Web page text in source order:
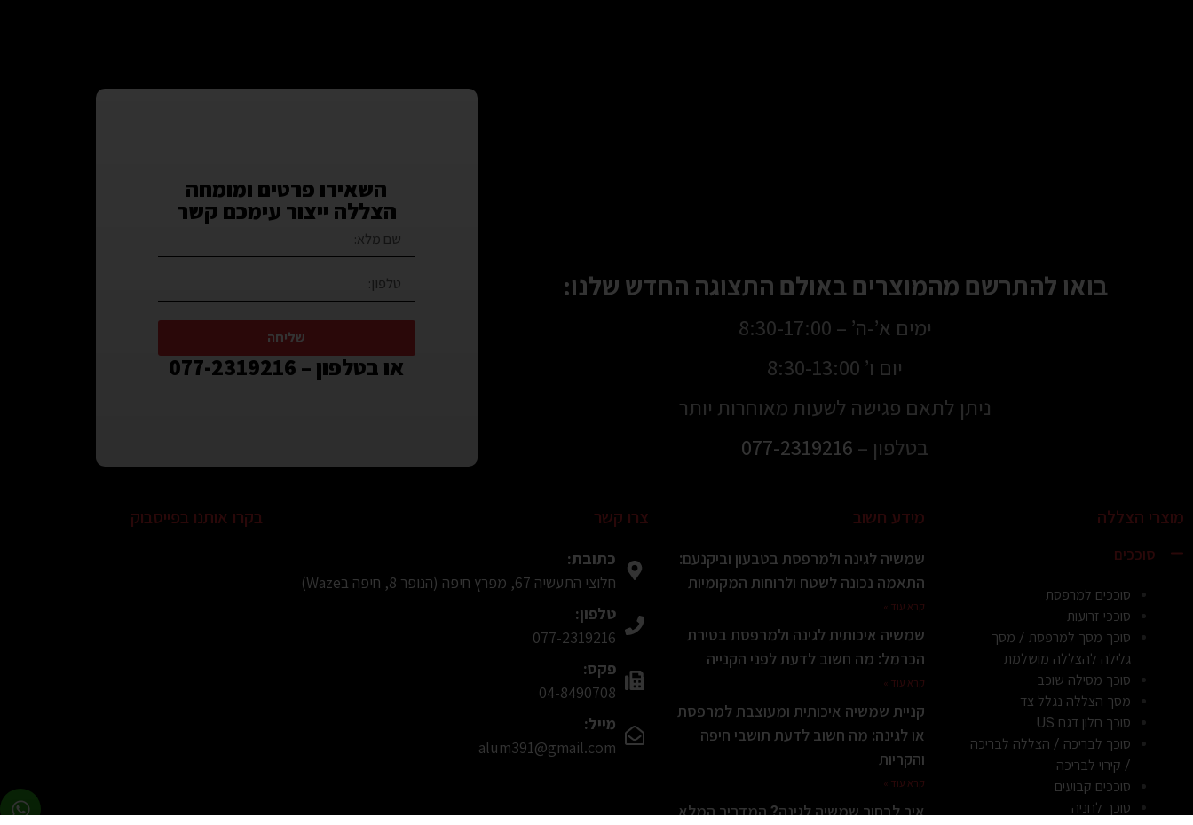
בואו להתרשם מהמוצרים באולם התצוגה החדש שלנו:
ימים א’-ה’ – 8:30-17:00
יום ו’ 8:30-13:00
ניתן לתאם פגישה לשעות מאוחרות יותר
בטלפון – 077-2319216
השאירו פרטים ומומחה
הצללה ייצור עימכם קשר
שליחה
או בטלפון – 077-2319216
מוצרי הצללה
סוככים
סוככים למרפסת
סוככי זרועות
סוכך מסך למרפסת / מסך
גלילה להצללה מושלמת
סוכך מסילה שוכב
מסך הצללה נגלל צד
סוכך חלון דגם US
סוכך לבריכה / הצללה לבריכה
/ קירוי לבריכה
סוככים קבועים
סוכך לחניה
מידע חשוב
שמשיה לגינה ולמרפסת בטבעון וביקנעם:
התאמה נכונה לשטח ולרוחות המקומיות
קרא עוד »
שמשיה איכותית לגינה ולמרפסת בטירת
הכרמל: מה חשוב לדעת לפני הקנייה
קרא עוד »
קניית שמשיה איכותית ומעוצבת למרפסת
או לגינה: מה חשוב לדעת תושבי חיפה
והקריות
קרא עוד »
איך לבחור שמשיה לגינה? המדריך המלא
צרו קשר
כתובת:
חלוצי התעשיה 67, מפרץ חיפה (הנופר 8, חיפה בWaze)
טלפון:
077-2319216
פקס:
04-8490708
מייל:
alum391@gmail.com
בקרו אותנו בפייסבוק